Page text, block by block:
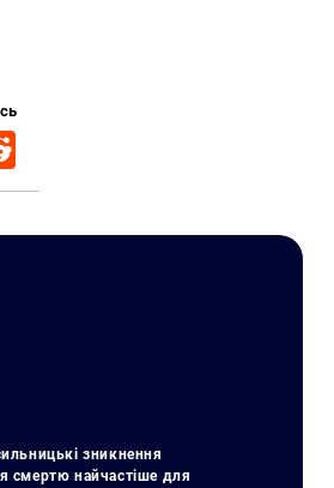
зникнення
смертю найчастіше для